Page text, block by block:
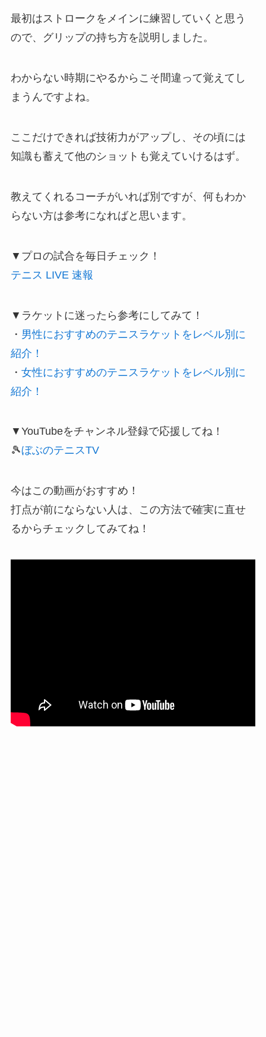
最初はストロークをメインに練習していくと思う
ので、グリップの持ち方を説明しました。
わからない時期にやるからこそ間違って覚えてし
まうんですよね。
ここだけできれば技術力がアップし、その頃には
知識も蓄えて他のショットも覚えていけるはず。
教えてくれるコーチがいれば別ですが、何もわか
らない方は参考になればと思います。
▼プロの試合を毎日チェック！
テニス LIVE 速報
▼ラケットに迷ったら参考にしてみて！
・ 男性におすすめのテニスラケットをレベル別に
紹介！
・ 女性におすすめのテニスラケットをレベル別に
紹介！
▼YouTubeをチャンネル登録で応援してね！
🎾ぼぶのテニスTV
今はこの動画がおすすめ！
打点が前にならない人は、この方法で確実に直せ
るからチェックしてみてね！